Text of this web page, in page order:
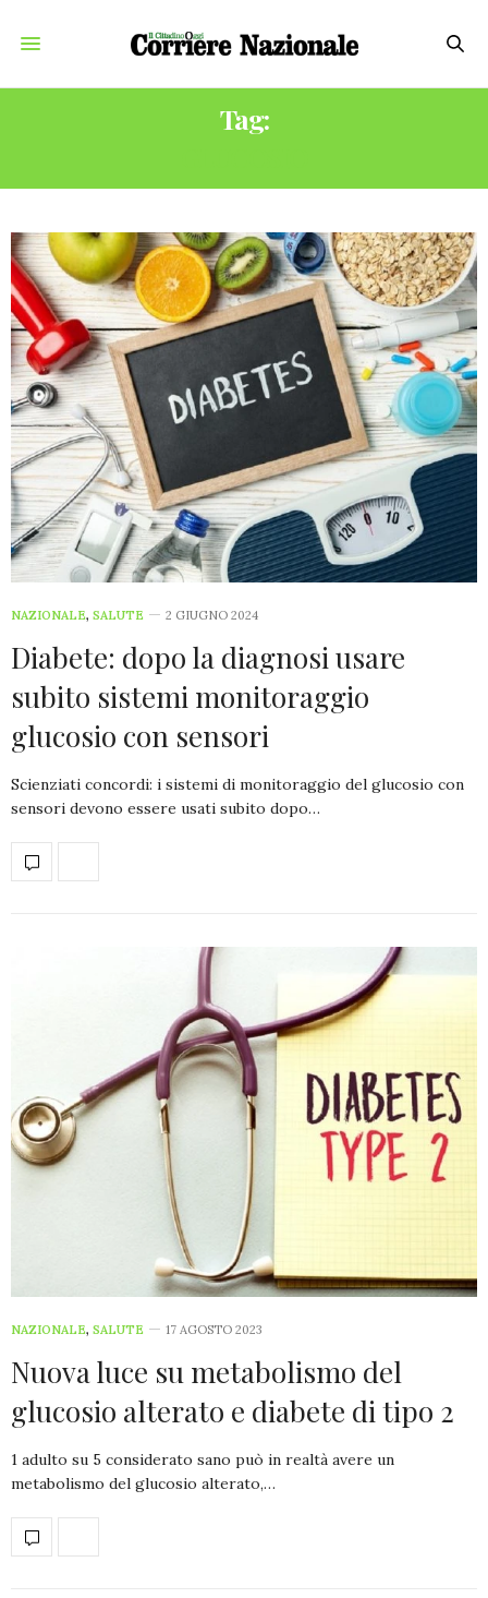
Tag:
NAZIONALE, SALUTE 2 GIUGNO 2024
Diabete: dopo la diagnosi usare
subito sistemi monitoraggio
glucosio con sensori
Scienziati concordi: i sistemi di monitoraggio del glucosio con
sensori devono essere usati subito dopo…
NAZIONALE, SALUTE 17 AGOSTO 2023
Nuova luce su metabolismo del
glucosio alterato e diabete di tipo 2
1 adulto su 5 considerato sano può in realtà avere un
metabolismo del glucosio alterato,…